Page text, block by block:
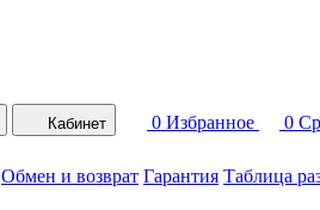
Кабинет 0 Избранное 0
Обмен и возврат Гарантия Таблица